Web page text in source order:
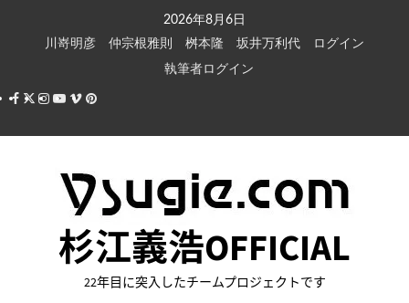
キ
2026年8月6日
川嵜明彦
仲宗根雅則 桝本隆 坂井万利代
ログイン
執筆者ログイン
Facebook
X Instagram
Youtube
VimeoPinterest
杉江義浩OFFICIAL
22年目に突入したチームプロジェクトです